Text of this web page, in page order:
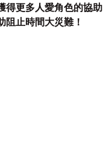
得更多人愛角色的協助
阻止時間大災難！